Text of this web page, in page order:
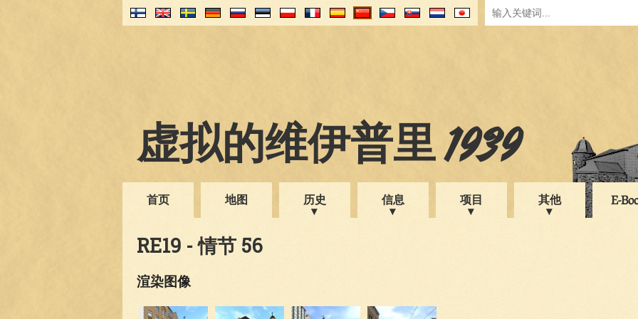
虚拟的维伊普里 1939
首页 地图 历史 信息 项目 其他 E-
RE19 - 情节 56
渲染图像